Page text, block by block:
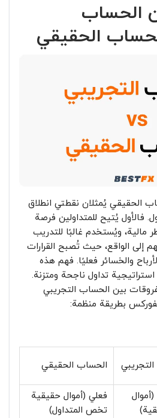
الحساب
الحقيقي
الحقيقي يُمثلان نقطتي انطلاق
فالأول يُتيح للمتداولين فرصة
مالية، ويُستخدم غالبًا للتدريب
إلى الواقع، حيث تُصبح القرارات
والخسائر فعليًا. فهم هذه
تداول ناجحة ومتزنة.
بين الحساب التجريبي
بطريقة منظمة:
الحساب الحقيقي
فعلي (أموال حقيقية
تخص المتداول)